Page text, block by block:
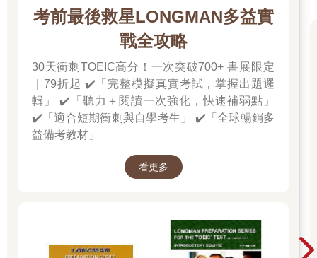
考前最後救星LONGMAN多益實
戰全攻略
30天衝刺TOEIC高分！一次突破700+ 書展限定
｜79折起 ✔️「完整模擬真實考試，掌握出題邏
輯」 ✔️「聽力＋閱讀一次強化，快速補弱點」
✔️「適合短期衝刺與自學考生」 ✔️「全球暢銷多
益備考教材」
看更多